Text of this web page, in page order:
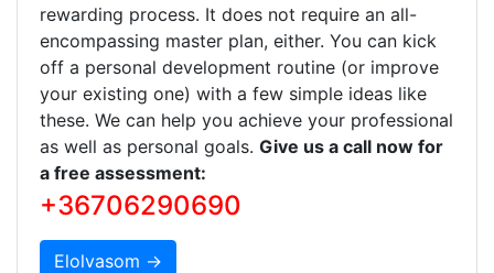
rewarding process. It does not require an all-
encompassing master plan, either. You can kick
off a personal development routine (or improve
your existing one) with a few simple ideas like
these. We can help you achieve your professional
as well as personal goals. Give us a call now for
a free assessment:
+36706290690
Elolvasom →